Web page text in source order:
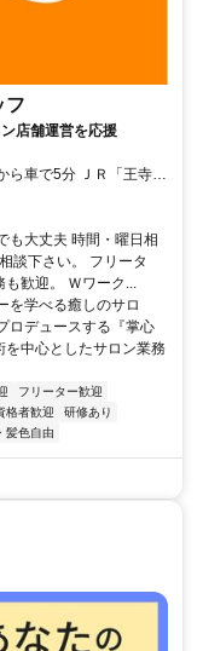
フ
店舗運営を応援
ら車で5分 ＪＲ「王寺
も大丈夫 時間・曜日相
談下さい。 フリータ
歓迎。 Ｗワーク...
を学べる癒しのサロ
ロデュースする『掌心
を中心としたサロン業務
フリーター歓迎
格者歓迎
研修あり
髪色自由